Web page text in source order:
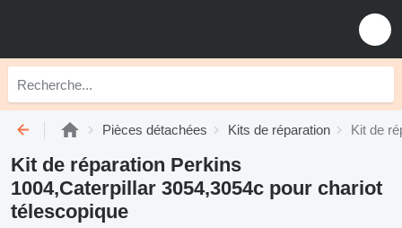
Pièces détachées Kits de réparation Kit de
Kit de réparation Perkins
1004,Caterpillar 3054,3054c pour chariot
télescopique